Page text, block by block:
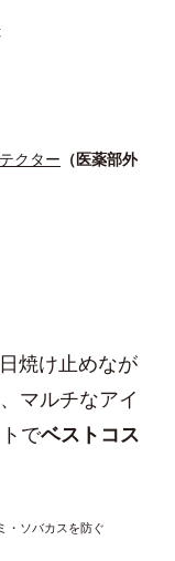
クター （医薬部外
焼け止めなが
マルチなアイ
でベストコス
・ソバカスを防ぐ